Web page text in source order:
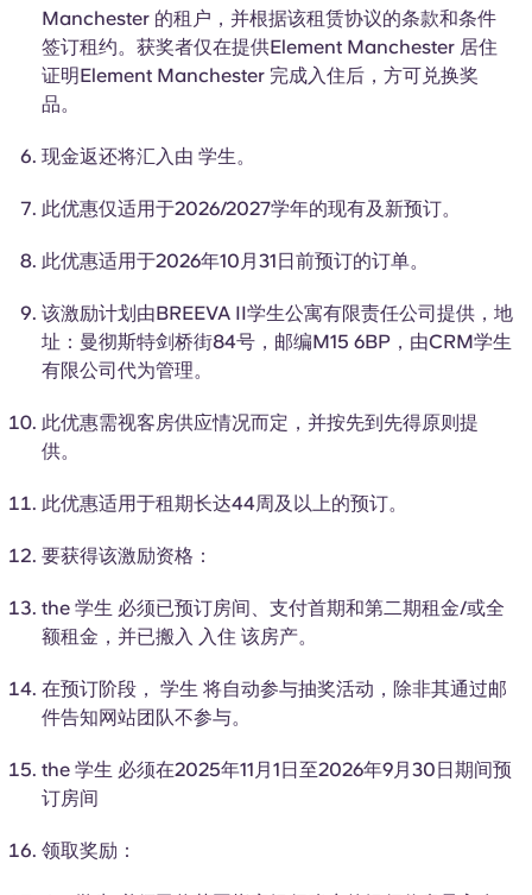
Chinese
Català
Italian
Portuguese
登录
Manchester 的租户，并根据该租赁协议的条款和条件
签订租约。获奖者仅在提供Element Manchester 居住
证明Element Manchester 完成入住后，方可兑换奖
品。
现金返还将汇入由 学生。
此优惠仅适用于2026/2027学年的现有及新预订。
此优惠适用于2026年10月31日前预订的订单。
该激励计划由BREEVA II学生公寓有限责任公司提供，地
址：曼彻斯特剑桥街84号，邮编M15 6BP，由CRM学生
有限公司代为管理。
此优惠需视客房供应情况而定，并按先到先得原则提
供。
此优惠适用于租期长达44周及以上的预订。
要获得该激励资格：
the 学生 必须已预订房间、支付首期和第二期租金/或全
额租金，并已搬入 入住 该房产。
在预订阶段， 学生 将自动参与抽奖活动，除非其通过邮
件告知网站团队不参与。
the 学生 必须在2025年11月1日至2026年9月30日期间预
订房间
领取奖励：